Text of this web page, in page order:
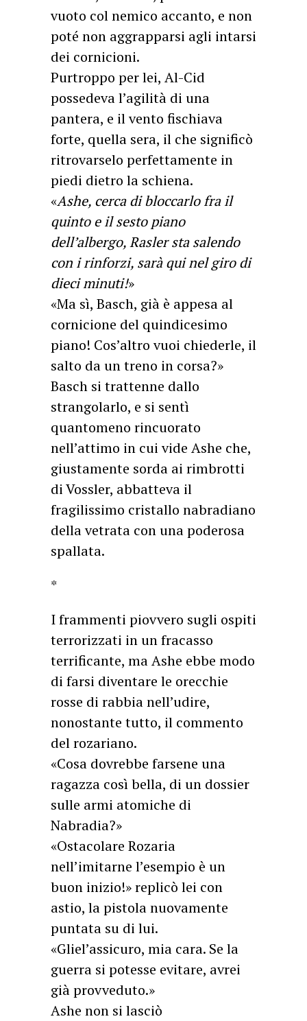
vuoto col nemico accanto, e non
poté non aggrapparsi agli intarsi
dei cornicioni.
Purtroppo per lei, Al-Cid
possedeva l’agilità di una
pantera, e il vento fischiava
forte, quella sera, il che significò
ritrovarselo perfettamente in
piedi dietro la schiena.
«Ashe, cerca di bloccarlo fra il
quinto e il sesto piano
dell’albergo, Rasler sta salendo
con i rinforzi, sarà qui nel giro di
dieci minuti!»
«Ma sì, Basch, già è appesa al
cornicione del quindicesimo
piano! Cos’altro vuoi chiederle, il
salto da un treno in corsa?»
Basch si trattenne dallo
strangolarlo, e si sentì
quantomeno rincuorato
nell’attimo in cui vide Ashe che,
giustamente sorda ai rimbrotti
di Vossler, abbatteva il
fragilissimo cristallo nabradiano
della vetrata con una poderosa
spallata.
*
I frammenti piovvero sugli ospiti
terrorizzati in un fracasso
terrificante, ma Ashe ebbe modo
di farsi diventare le orecchie
rosse di rabbia nell’udire,
nonostante tutto, il commento
del rozariano.
«Cosa dovrebbe farsene una
ragazza così bella, di un dossier
sulle armi atomiche di
Nabradia?»
«Ostacolare Rozaria
nell’imitarne l’esempio è un
buon inizio!» replicò lei con
astio, la pistola nuovamente
puntata su di lui.
«Gliel’assicuro, mia cara. Se la
guerra si potesse evitare, avrei
già provveduto.»
Ashe non si lasciò